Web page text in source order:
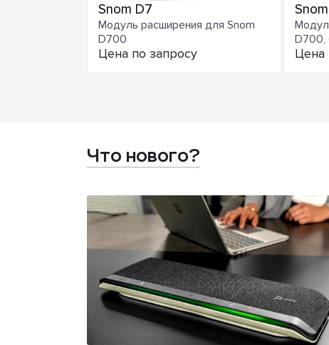
Snom D7
Модуль расширения для Snom
D700
Цена по запросу
D700,
Цена
Что нового?